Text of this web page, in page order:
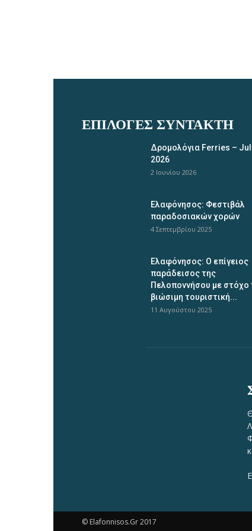
ΕΠΙΛΟΓΈΣ ΣΥΝΤΆΚΤΗ
Δρομολόγια Ferries –
2026
2 Ιουνίου 2026
Ελαφόνησος: Φεστιβάλ
παραδοσιακών χορών
4 Σεπτεμβρίου 2025
Ελαφόνησος: Ο επίγειος
παράδεισος της
Πελοποννήσου με στόχο
βιώσιμη τουριστική...
11 Αυγούστου 2025
© Elafonnisos.Gr 2017